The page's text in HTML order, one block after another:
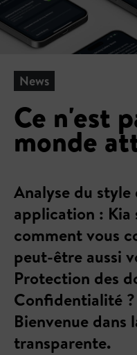
News
Ce n'est
monde
Analyse du
application : Kia
comment vous
peut-être aussi
Protection des
Confidentialité
Bienvenue dans
transparente.